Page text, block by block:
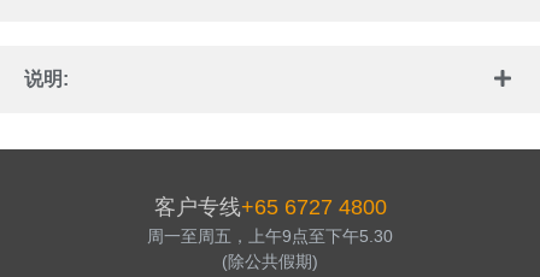
说明:
客户专线+65 6727 4800
周一至周五，上午9点至下午5.30
(除公共假期)